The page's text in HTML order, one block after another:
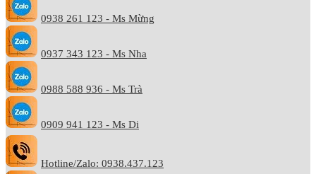
0938 261 123 - Ms Mừng
0937 343 123 - Ms Nha
0988 588 936 - Ms Trà
0909 941 123 - Ms Di
Hotline/Zalo: 0938.437.123